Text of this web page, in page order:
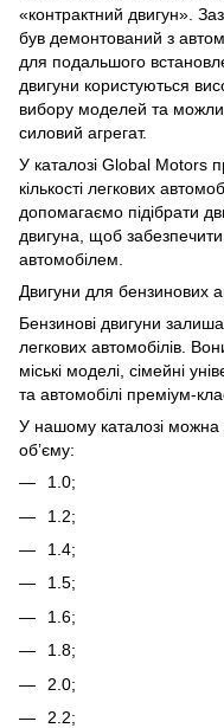
«контрактний двигун».
був демонтований з
для подальшого
двигуни користуються
вибору моделей та
силовий агрегат.
У каталозі Global Motors
кількості легкових
допомагаємо підібрати
двигуна, щоб
автомобілем.
Двигуни для бензинових
Бензинові двигуни
легкових автомобілів.
міські моделі, сімейні
та автомобілі преміум-
У нашому каталозі можна
об’єму:
1.0;
1.2;
1.4;
1.5;
1.6;
1.8;
2.0;
2.2;